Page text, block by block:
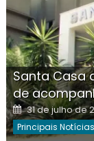
Santa Casa
de
Posted
on
31 de julho de
Principais Notícias